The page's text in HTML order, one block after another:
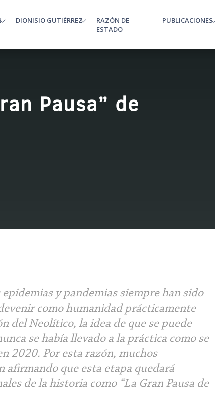
DIONISIO GUTIÉRREZ
RAZÓN DE
ESTADO
PUBLICACIONES
Pausa” de
epidemias y pandemias siempre han sido
como humanidadprácticamente
del Neolítico, la idea de que se puede
se había llevado a la práctica como se
2020. Por esta razón, muchos
afirmando que esta etapa quedará
de la historia como “La Gran Pausa de